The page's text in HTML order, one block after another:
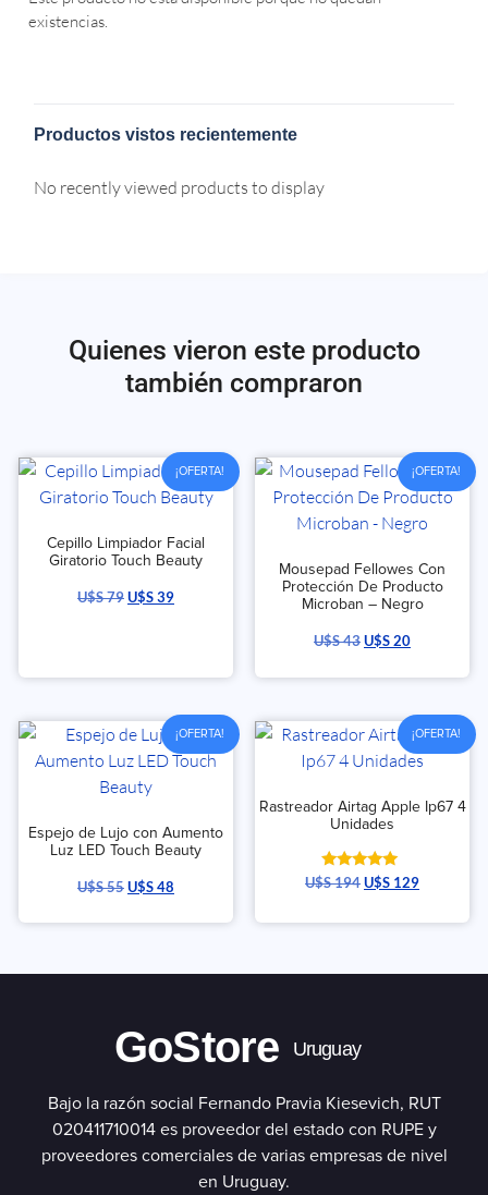
existencias.
Productos vistos recientemente
No recently viewed products to display
Quienes vieron este producto
también compraron
¡OFERTA!
Cepillo Limpiador Facial
Giratorio Touch Beauty
U$S79U$S39
¡OFERTA!
Mousepad Fellowes Con
Protección De Producto
Microban – Negro
U$S43U$S20
¡OFERTA!
Espejo de Lujo con Aumento
Luz LED Touch Beauty
U$S55U$S48
¡OFERTA!
Rastreador Airtag Apple Ip67 4
Unidades
Valorado
con
de 5
U$S194U$S 129
GoStore Uruguay
Bajo la razón social Fernando Pravia Kiesevich, RUT
020411710014 es proveedor del estado con RUPE y
proveedores comerciales de varias empresas de nivel
en Uruguay.